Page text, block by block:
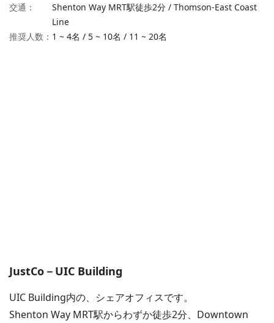
交通 ：
Shenton Way MRT駅徒歩2分 / Thomson-East Coast
Line
推奨人数： 1 ~ 4名 / 5 ~ 10名 / 11 ~ 20名
JustCo－UIC Building
UIC Building内の、シェアオフィスです。
Shenton Way MRT駅からわずか徒歩2分、Downtown